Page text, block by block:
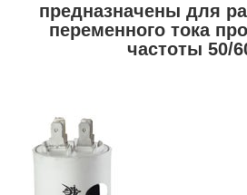
предназначены для
переменного тока
частоты 50/